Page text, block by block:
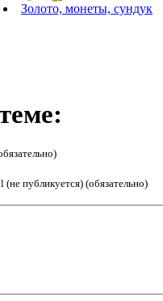
Золото, монеты, сундук
(не публикуется) (обязательно)